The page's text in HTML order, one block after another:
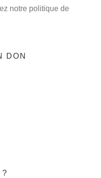
notre politique de
DON
?